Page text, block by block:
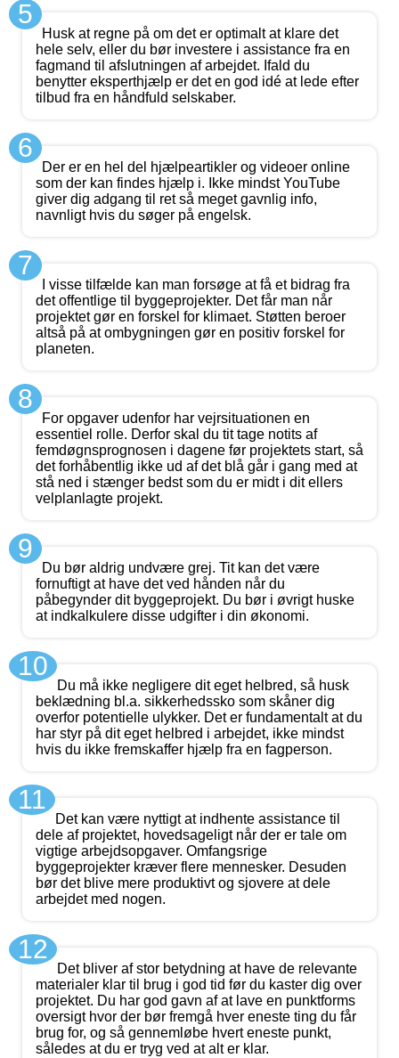
5
Husk at regne på om det er optimalt at klare det
hele selv, eller du bør investere i assistance fra en
fagmand til afslutningen af arbejdet. Ifald du
benytter eksperthjælp er det en god idé at lede efter
tilbud fra en håndfuld selskaber.
6
Der er en hel del hjælpeartikler og videoer online
som der kan findes hjælp i. Ikke mindst YouTube
giver dig adgang til ret så meget gavnlig info,
navnligt hvis du søger på engelsk.
7
I visse tilfælde kan man forsøge at få et bidrag fra
det offentlige til byggeprojekter. Det får man når
projektet gør en forskel for klimaet. Støtten beroer
altså på at ombygningen gør en positiv forskel for
planeten.
8
For opgaver udenfor har vejrsituationen en
essentiel rolle. Derfor skal du tit tage notits af
femdøgnsprognosen i dagene før projektets start, så
det forhåbentlig ikke ud af det blå går i gang med at
stå ned i stænger bedst som du er midt i dit ellers
velplanlagte projekt.
9
Du bør aldrig undvære grej. Tit kan det være
fornuftigt at have det ved hånden når du
påbegynder dit byggeprojekt. Du bør i øvrigt huske
at indkalkulere disse udgifter i din økonomi.
10
Du må ikke negligere dit eget helbred, så husk
beklædning bl.a. sikkerhedssko som skåner dig
overfor potentielle ulykker. Det er fundamentalt at du
har styr på dit eget helbred i arbejdet, ikke mindst
hvis du ikke fremskaffer hjælp fra en fagperson.
11
Det kan være nyttigt at indhente assistance til
dele af projektet, hovedsageligt når der er tale om
vigtige arbejdsopgaver. Omfangsrige
byggeprojekter kræver flere mennesker. Desuden
bør det blive mere produktivt og sjovere at dele
arbejdet med nogen.
12
Det bliver af stor betydning at have de relevante
materialer klar til brug i god tid før du kaster dig over
projektet. Du har god gavn af at lave en punktforms
oversigt hvor der bør fremgå hver eneste ting du får
brug for, og så gennemløbe hvert eneste punkt,
således at du er tryg ved at alt er klar.